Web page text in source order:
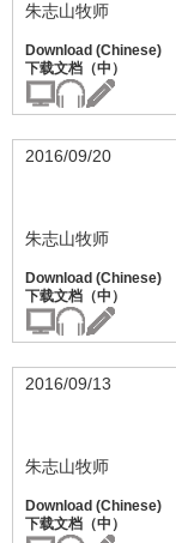
朱志山牧师
2016/09/20
朱志山牧师
2016/09/13
朱志山牧师